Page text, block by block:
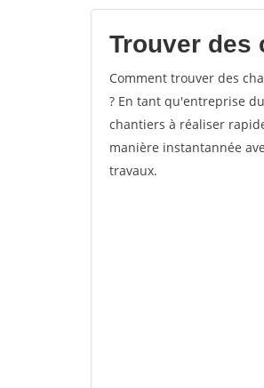
Trouver des
Comment trouver des
? En tant qu'entreprise
chantiers à réaliser
manière instantannée
travaux.